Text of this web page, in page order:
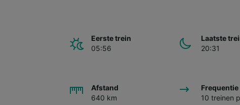
Eerste trein
05:56
Laatste
20:31
Afstand
640 km
Frequentie
10 treinen